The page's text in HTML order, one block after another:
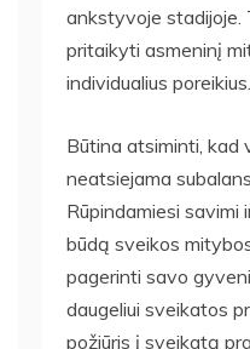
ankstyvoje stadijoje.
pritaikyti asmeninį
individualius poreikius.
Būtina atsiminti, kad
neatsiejama
Rūpindamiesi
būdą sveikos
pagerinti savo
daugeliui sveikatos
požiūris į sveikatą